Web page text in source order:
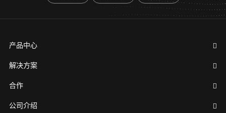
产品中心
解决方案
合作
公司介绍